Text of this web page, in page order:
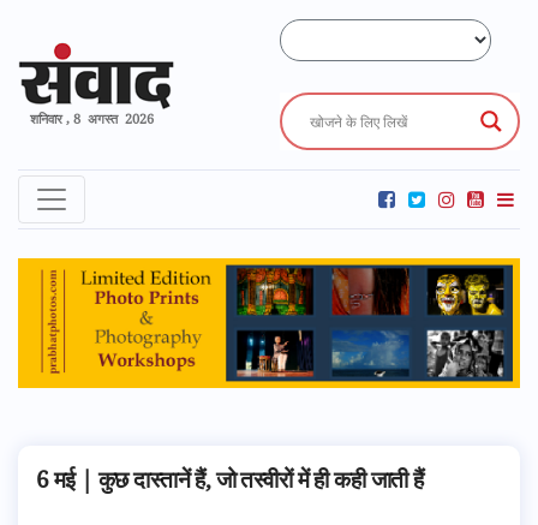
शनिवार , 8 अगस्त 2026
6 मई | कुछ दास्तानें हैं, जो तस्वीरों में ही कही जाती हैं